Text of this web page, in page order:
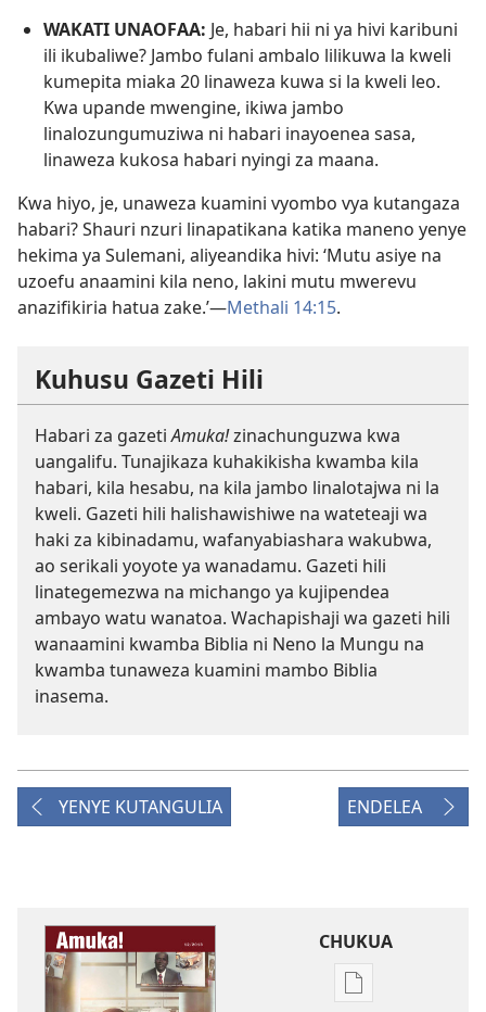
WAKATI UNAOFAA: Je, habari hii ni ya hivi karibuni
ili ikubaliwe? Jambo fulani ambalo lilikuwa la kweli
kumepita miaka 20 linaweza kuwa si la kweli leo.
Kwa upande mwengine, ikiwa jambo
linalozungumuziwa ni habari inayoenea sasa,
linaweza kukosa habari nyingi za maana.
Kwa hiyo, je, unaweza kuamini vyombo vya kutangaza
habari? Shauri nzuri linapatikana katika maneno yenye
hekima ya Sulemani, aliyeandika hivi: ‘Mutu asiye na
uzoefu anaamini kila neno, lakini mutu mwerevu
anazifikiria hatua zake.’​—Methali 14:15.
Kuhusu Gazeti Hili
Habari za gazetiAmuka!zinachunguzwa kwa
uangalifu. Tunajikaza kuhakikisha kwamba kila
habari, kila hesabu, na kila jambo linalotajwa ni la
kweli. Gazeti hili halishawishiwe na wateteaji wa
haki za kibinadamu, wafanyabiashara wakubwa,
ao serikali yoyote ya wanadamu. Gazeti hili
linategemezwa na michango ya kujipendea
ambayo watu wanatoa. Wachapishaji wa gazeti hili
wanaamini kwamba Biblia ni Neno la Mungu na
kwamba tunaweza kuamini mambo Biblia
inasema.
YENYE KUTANGULIA ENDELEA
CHUKUA
Njia